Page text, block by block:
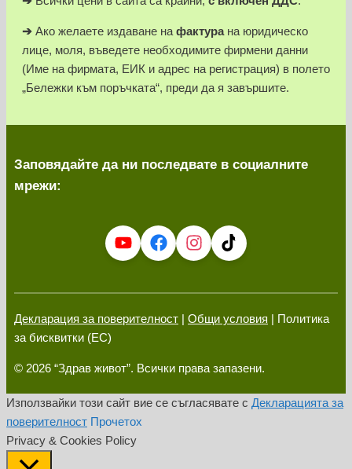
➔ Ако желаете издаване на фактура на юридическо
лице, моля, въведете необходимите фирмени данни
(Име на фирмата, ЕИК и адрес на регистрация) в полето
„Бележки към поръчката“, преди да я завършите.
Заповядайте да ни последвате в социалните
мрежи:
Декларация за поверителност | Общи условия | Политика
за бисквитки (ЕС)
© 2026 “Здрав живот”. Всички права запазени.
Използвайки този сайт вие се съгласявате с Декларацията за
поверителност Прочетох
Privacy & Cookies Policy